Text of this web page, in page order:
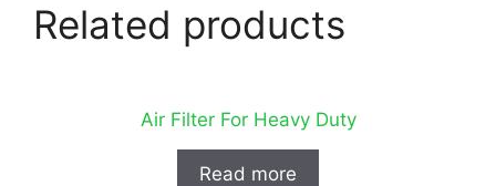
Related products
Air Filter For Heavy Duty
Read more